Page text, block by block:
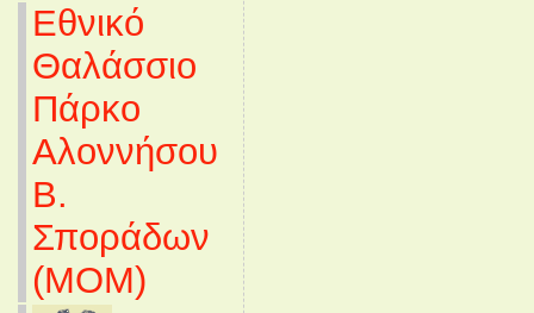
Εθνικό
Θαλάσσιο
Πάρκο
Αλοννήσου
Β.
Σποράδων
(MOM)